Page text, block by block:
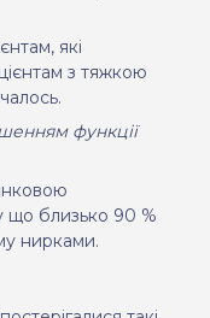
які
з тяжкою
функції
що близько 90 %
нирками.